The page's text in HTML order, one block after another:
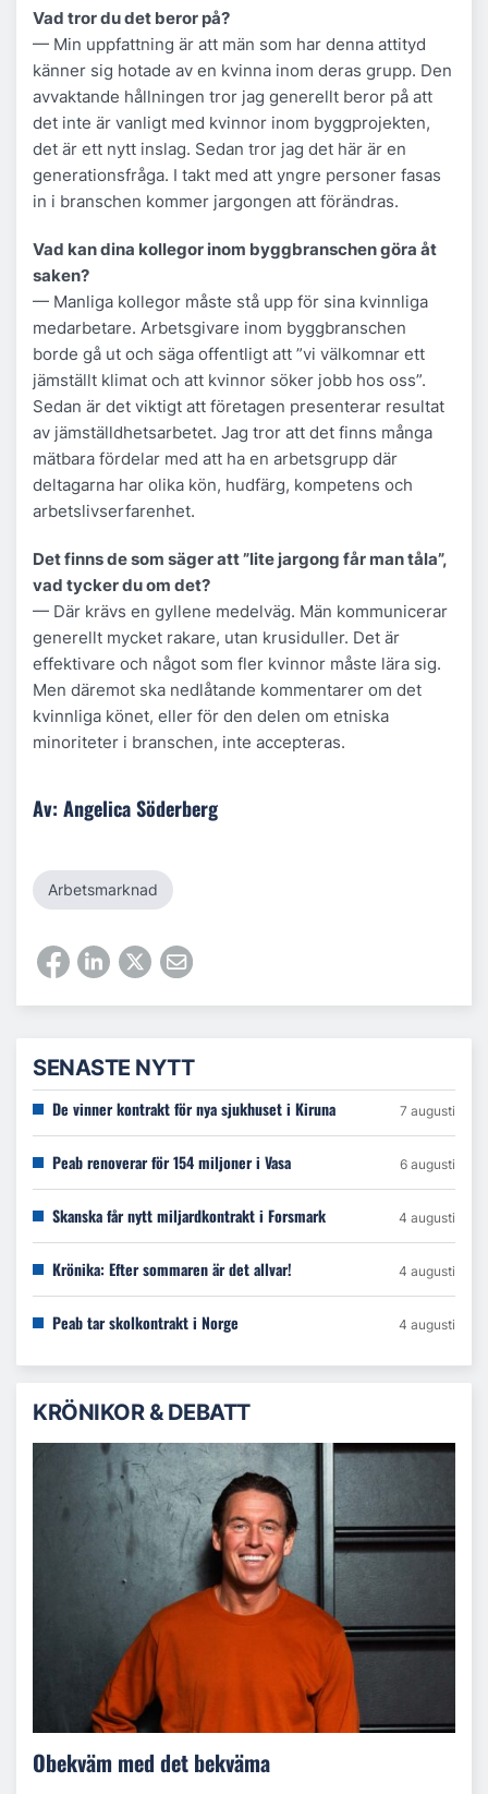
Vad tror du det beror på?
— Min uppfattning är att män som har denna attityd
känner sig hotade av en kvinna inom deras grupp. Den
avvaktande hållningen tror jag generellt beror på att
det inte är vanligt med kvinnor inom byggprojekten,
det är ett nytt inslag. Sedan tror jag det här är en
generationsfråga. I takt med att yngre personer fasas
in i branschen kommer jargongen att förändras.
Vad kan dina kollegor inom byggbranschen göra åt
saken?
— Manliga kollegor måste stå upp för sina kvinnliga
medarbetare. Arbetsgivare inom byggbranschen
borde gå ut och säga offentligt att ”vi välkomnar ett
jämställt klimat och att kvinnor söker jobb hos oss”.
Sedan är det viktigt att företagen presenterar resultat
av jämställdhetsarbetet. Jag tror att det finns många
mätbara fördelar med att ha en arbetsgrupp där
deltagarna har olika kön, hudfärg, kompetens och
arbetslivserfarenhet.
Det finns de som säger att ”lite jargong får man tåla”,
vad tycker du om det?
— Där krävs en gyllene medelväg. Män kommunicerar
generellt mycket rakare, utan krusiduller. Det är
effektivare och något som fler kvinnor måste lära sig.
Men däremot ska nedlåtande kommentarer om det
kvinnliga könet, eller för den delen om etniska
minoriteter i branschen, inte accepteras.
Av: Angelica Söderberg
Arbetsmarknad
SENASTE NYTT
De vinner kontrakt för nya sjukhuset i Kiruna 7 augusti
Peab renoverar för 154 miljoner i Vasa 6 augusti
Skanska får nytt miljardkontrakt i Forsmark 4 augusti
Krönika: Efter sommaren är det allvar! 4 augusti
Peab tar skolkontrakt i Norge 4 augusti
KRÖNIKOR & DEBATT
Obekväm med det bekväma